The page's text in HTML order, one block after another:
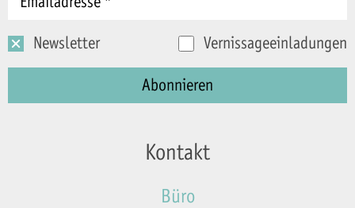
Newsletter Vernissageeinladungen
Kontakt
Büro